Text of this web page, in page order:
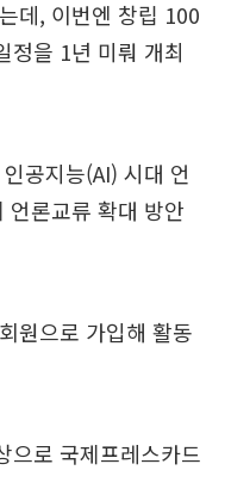
데, 이번엔 창립 100
정을 1년 미뤄 개최
공지능(AI) 시대 언
언론교류 확대 방안
원으로 가입해 활동
으로 국제프레스카드